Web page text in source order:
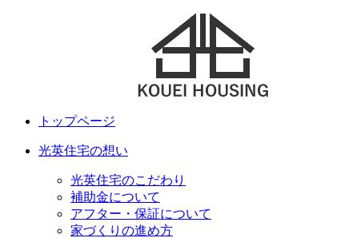
トップページ
光英住宅の想い
光英住宅のこだわり
補助金について
アフター・保証について
家づくりの進め方